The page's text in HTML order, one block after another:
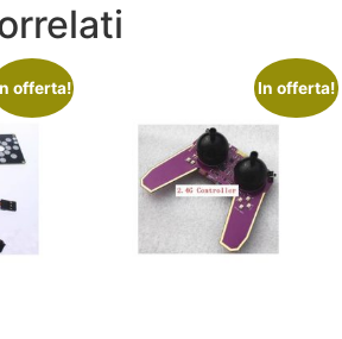
offerta! In offerta!